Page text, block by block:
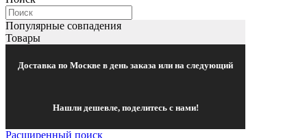
Популярные совпадения
Товары
Доставка по Москве в день заказа или на следующий
Нашли дешевле, поделитесь с нами!
Расширенный поиск